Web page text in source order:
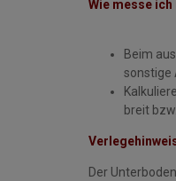
Wie messe
Beim
sonstige
breit
Der